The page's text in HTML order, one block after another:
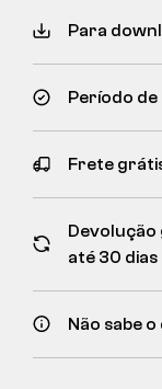
Para
Período
Frete
até 30 dias
Não sabe